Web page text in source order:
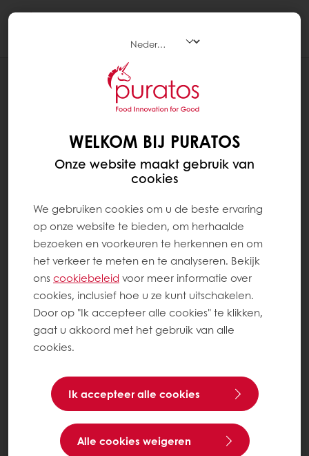
PURATOS EN BAKKERSONLINE
WELKOM BIJ PURATOS
Onze website maakt gebruik van
cookies
We gebruiken cookies om u de beste ervaring
op onze website te bieden, om herhaalde
bezoeken en voorkeuren te herkennen en om
het verkeer te meten en te analyseren. Bekijk
ons ​​cookiebeleid voor meer informatie over
cookies, inclusief hoe u ze kunt uitschakelen.
Door op "Ik accepteer alle cookies" te klikken,
gaat u akkoord met het gebruik van alle
cookies.
Ik accepteer alle cookies
Alle cookies weigeren